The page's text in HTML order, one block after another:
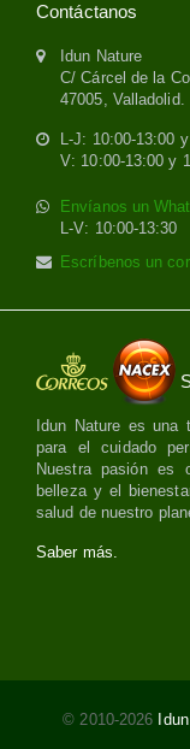
Contáctanos
Idun Nature
C/ Cárcel de la
47005, Valladolid.
L-J: 10:00-13:00
V: 10:00-13:00 y
Envíanos un
L-V: 10:00-13:30
Escríbenos un
Idun Nature es una
para el cuidado
Nuestra pasión es
belleza y el
salud de nuestro
Saber más.
© 2010-2026